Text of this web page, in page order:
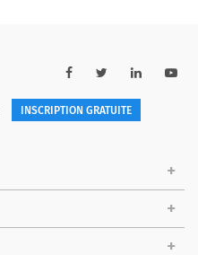
INSCRIPTION GRATUITE